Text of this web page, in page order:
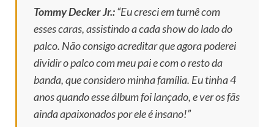
Tommy Decker Jr.:“Eu cresci em turnê com
esses caras, assistindo a cada show do lado do
palco. Não consigo acreditar que agora poderei
dividir o palco com meu pai e com o resto da
banda, que considero minha família. Eu tinha 4
anos quando esse álbum foi lançado, e ver os fãs
ainda apaixonados por ele é insano!”